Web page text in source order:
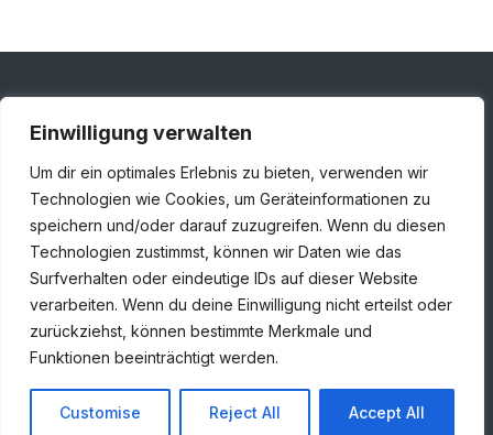
Einwilligung verwalten
Um dir ein optimales Erlebnis zu bieten, verwenden wir
Technologien wie Cookies, um Geräteinformationen zu
speichern und/oder darauf zuzugreifen. Wenn du diesen
Technologien zustimmst, können wir Daten wie das
Surfverhalten oder eindeutige IDs auf dieser Website
verarbeiten. Wenn du deine Einwilligung nicht erteilst oder
zurückziehst, können bestimmte Merkmale und
Funktionen beeinträchtigt werden.
Customise Reject All Accept All
Londoner Straße 1, 48455 Bad Bentheim
+49 5924 7859930
info@huiskamp-infra.de
© 2024 Huiskamp Infra GmbH. All rights reserved